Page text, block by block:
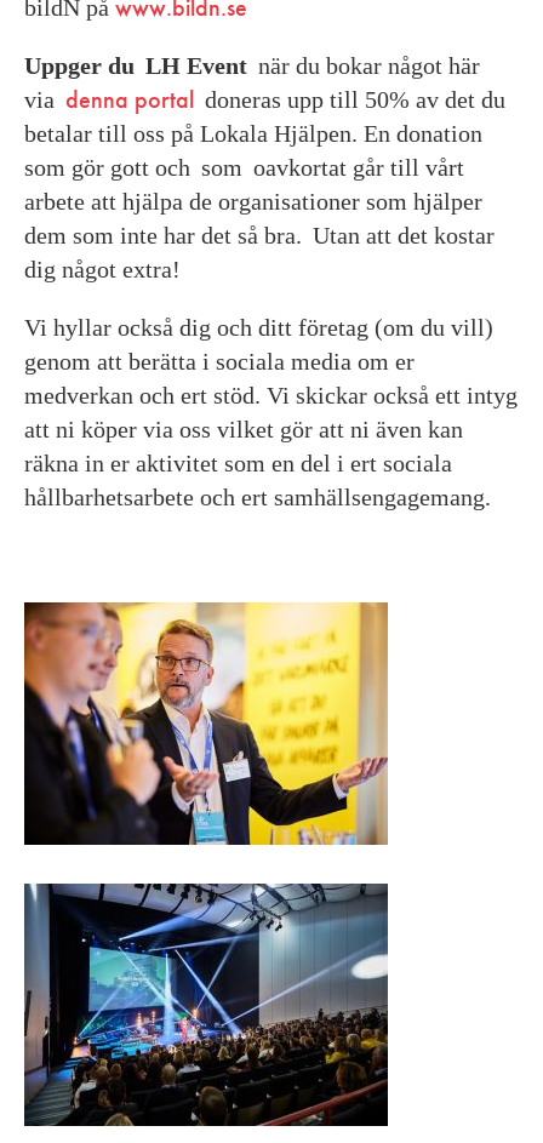
bildN på www.bildn.se
Uppger du LH Event när du bokar något här
via denna portal doneras upp till 50% av det du
betalar till oss på Lokala Hjälpen. En donation
som gör gott och som oavkortat går till vårt
arbete att hjälpa de organisationer som hjälper
dem som inte har det så bra. Utan att det kostar
dig något extra!
Vi hyllar också dig och ditt företag (om du vill)
genom att berätta i sociala media om er
medverkan och ert stöd. Vi skickar också ett intyg
att ni köper via oss vilket gör att ni även kan
räkna in er aktivitet som en del i ert sociala
hållbarhetsarbete och ert samhällsengagemang.